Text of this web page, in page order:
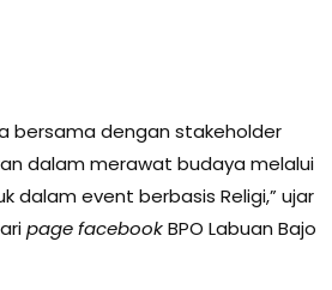
bersama dengan stakeholder
dalam merawat budaya melalui
dalam event berbasis Religi,” ujar
page facebookBPO Labuan Bajo